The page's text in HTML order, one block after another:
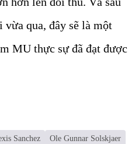
vừa qua, đây sẽ là một
MU thực sự đã đạt được
Sanchez Ole Gunnar Solskjaer